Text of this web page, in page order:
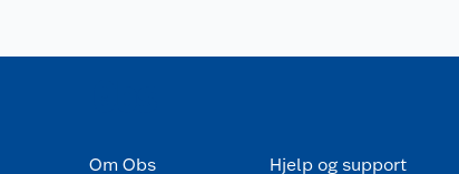
Om Obs Hjelp og support